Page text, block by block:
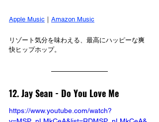
Apple Music ｜ Amazon Music
リゾート気分を味わえる、最高にハッピーな爽
快ヒップホップ。
12. Jay Sean - Do You Love Me
https://www.youtube.com/watch?